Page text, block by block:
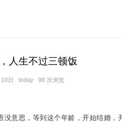
人生不过三顿饭
日 today 98 次浏览
没意思，等到这个年龄，开始结婚